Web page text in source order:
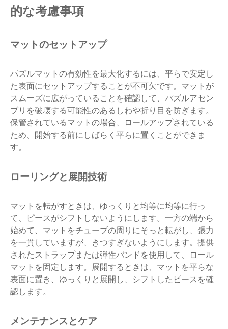
的な考慮事項
マットのセットアップ
パズルマットの有効性を最大化するには、平らで安定し
た表面にセットアップすることが不可欠です。マットが
スムーズに広がっていることを確認して、パズルアセン
ブリを破壊する可能性のあるしわや折り目を防ぎます。
保管されているマットの場合、ロールアップされている
ため、開始する前にしばらく平らに置くことができま
す。
ローリングと展開技術
マットを転がすときは、ゆっくりと均等に均等に行っ
て、ピースがシフトしないようにします。一方の端から
始めて、マットをチューブの周りにそっと転がし、張力
を一貫していますが、きつすぎないようにします。提供
されたストラップまたは弾性バンドを使用して、ロール
マットを固定します。展開するときは、マットを平らな
表面に置き、ゆっくりと展開し、シフトしたピースを確
認します。
メンテナンスとケア